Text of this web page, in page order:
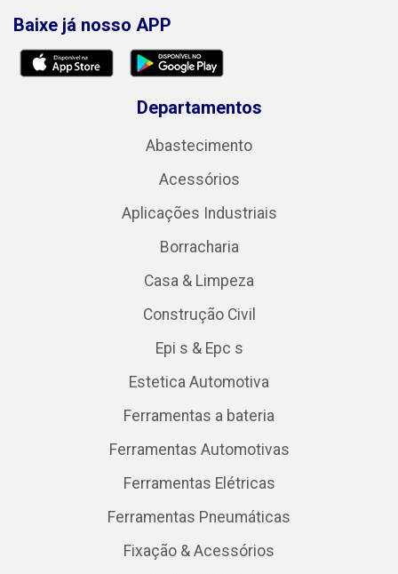
Baixe já nosso APP
Departamentos
Abastecimento
Acessórios
Aplicações Industriais
Borracharia
Casa & Limpeza
Construção Civil
Epi s & Epc s
Estetica Automotiva
Ferramentas a bateria
Ferramentas Automotivas
Ferramentas Elétricas
Ferramentas Pneumáticas
Fixação & Acessórios